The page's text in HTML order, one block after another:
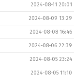
2024-08-11 20:01
2024-08-09 13:29
2024-08-08 16:46
2024-08-06 22:39
2024-08-05 23:24
2024-08-05 11:10